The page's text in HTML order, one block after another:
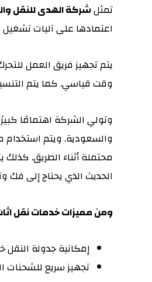
تمثلشركة الهدى للنقل
اعتمادها على آليات
يتم تجهيز فريق العمل
وقت قياسي. كما يتم
وتولي الشركة اهتمامًا
والسعودية. ويتم استخدام
محتملة أثناء الطريق.
الحديث الذي يحتاج إلى فك
ومن مميزات خدمات نقل
إمكانية جدولة النقل
تجهيز سريع للشحنات